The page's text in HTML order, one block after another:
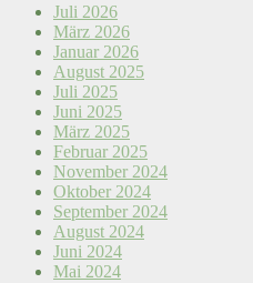
Juli 2026
März 2026
Januar 2026
August 2025
Juli 2025
Juni 2025
März 2025
Februar 2025
November 2024
Oktober 2024
September 2024
August 2024
Juni 2024
Mai 2024